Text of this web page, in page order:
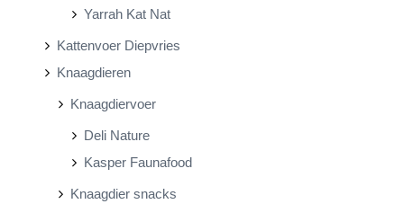
Yarrah Kat Nat
Kattenvoer Diepvries
Knaagdieren
Knaagdiervoer
Deli Nature
Kasper Faunafood
Knaagdier snacks